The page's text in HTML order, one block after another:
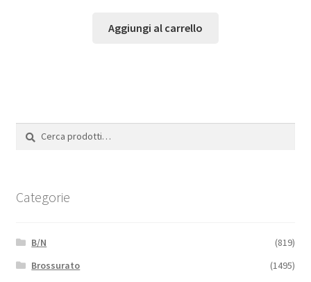
Aggiungi al carrello
Cerca:
Cerca
Categorie
B/N
(819)
Brossurato
(1495)